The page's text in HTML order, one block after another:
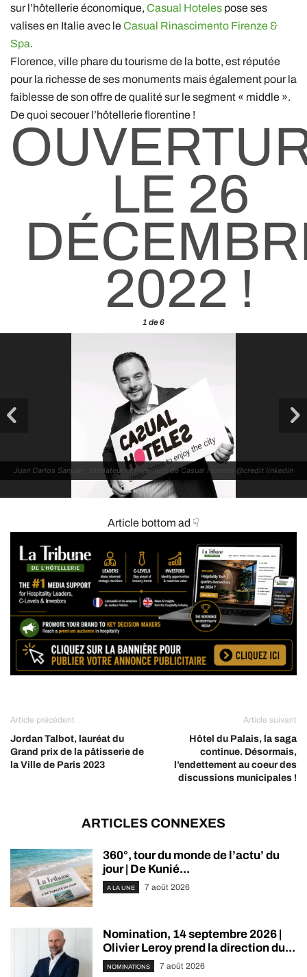
sur l’hôtellerie économique, Casual Hoteles pose ses
valises en Italie avec leCasual Rinascimento Firenze &
Spa.
Florence, ville phare du tourisme de la botte, est réputée
pour la richesse de ses monuments mais également pour la
faiblesse de son offre de qualité sur le segment « middle ».
De quoi secouer l’hôtellerie florentine !
LE 26
2022 !
1 de 6
Juan Carlos Sanjuán, fondateur et Président de Casual Hoteles @credit linkedin
Article bottom ad ☟
Article précédent
Jordan Talbot, lauréat du
Grand prix de la pâtisserie de
la Ville de Paris 2023
Article suivant
Hôtel du Palais, la saga
continue. Désormais,
l’endettement au coeur des
discussions municipales !
ARTICLES CONNEXES
360°, tour du monde de l’actu’ du
jour | De Kunié...
A LA UNE 7 août 2026
Nomination, 14 septembre 2026 |
Olivier Leroy prend la direction du...
NOMINATIONS 7 août 2026